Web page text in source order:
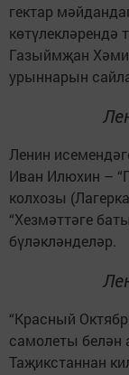
гектар
көтүлекләрендә
Газыймҗан
урыннарын
Ленин
Иван Илюхин –
колхозы
“Хезмәттәге
бүләкләнделәр.
“Красный
самолеты
Таҗикстаннан